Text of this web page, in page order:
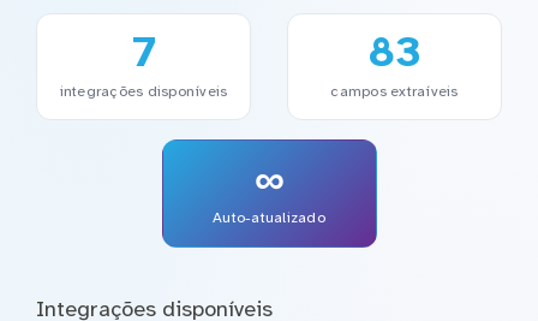
7
integrações disponíveis
83
campos extraíveis
∞
Auto-atualizado
Integrações disponíveis